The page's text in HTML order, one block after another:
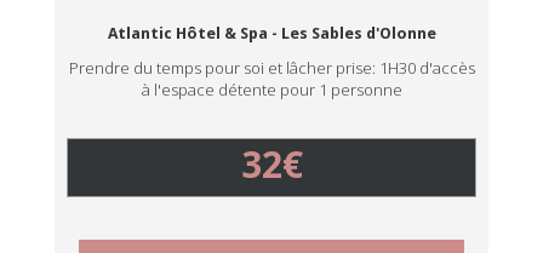
Atlantic Hôtel & Spa - Les Sables d'Olonne
Prendre du temps pour soi et lâcher prise: 1H30 d'accès
à l'espace détente pour 1 personne
32€